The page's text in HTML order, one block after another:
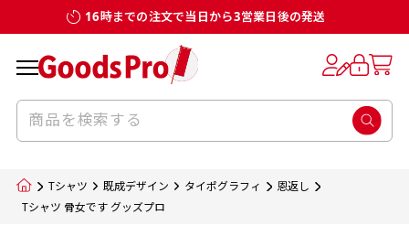
16時までの注文で当日から3営業日後の発送
Tシャツ 既成デザイン タイポグラフィ
恩返し
Tシャツ 骨女です グッズプロ
お客様からのデータ入稿でのぼり旗を製作
する場合
入稿いただくデータは基本的にイラストレー
のデータとさせていただいております。
デザイン変更なしでのご注文となります。
ルで製品デザインをしたデザインそのものを
指します。当グッズプロで販売として取り扱っ
のぼり旗のデザインをする際に、考えると良
のぼり旗のデザインとしては基本的に左側と
上側にポールを通すミミ（業界用語でチチと
サイズ一覧
既製品のサイズについては以下のサイズ表の通
お客様オリジナルサイズで製作をしたい場合
につきましてはお気軽にご相談ください。
サイズ一覧
既製品のサイズについては以下のサイズ表の通
お客様オリジナルサイズで製作をしたい場合
につきましてはお気軽にご相談ください。
一般的にはチチの位置はのぼり旗に対して上
ポールに通す際には上辺２か所に対してチチ
が左右どちらでものぼり旗自体をポールにく
のぼり旗のチチについて
一般的にはチチの位置はのぼり旗に対して上
ポールに通す際には上辺２か所に対してチチ
が左右どちらでものぼり旗自体をポールにく
補強縫製って何？
補強縫製とはヒートカッター（熱で焼き切る
をあげるために折り返し縫いをすることで風
の影響を受けやすい四辺の強度を増す加工で
生地の種類
スリット（切り込み）加工とは？
スリット（切り込み）を入れることで横幕が
疑似的にのれんのように見せるための加工手
法です。